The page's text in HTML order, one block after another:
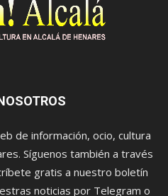
de información, ocio, cultura
Síguenos también a través
gratis a nuestro boletín
noticias por Telegram o